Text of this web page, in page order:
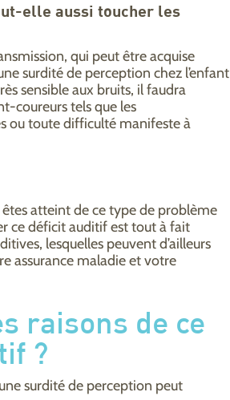
elle aussi toucher les
qui peut être acquise
surdité de perception chez l’enfant
sensible aux bruits, il faudra
coureurs tels que les
ou toute difficulté manifeste à
atteint de ce type de problème
ce déficit auditif est tout à fait
lesquelles peuvent d’ailleurs
assurance maladie et votre
raisons de ce
?
surdité de perception peut